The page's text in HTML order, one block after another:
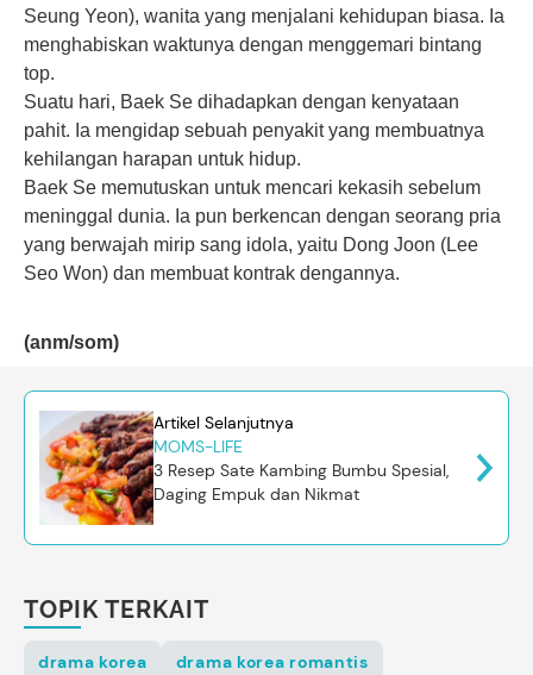
Seung Yeon), wanita yang menjalani kehidupan biasa. Ia
menghabiskan waktunya dengan menggemari bintang
top.
Suatu hari, Baek Se dihadapkan dengan kenyataan
pahit. Ia mengidap sebuah penyakit yang membuatnya
kehilangan harapan untuk hidup.
Baek Se memutuskan untuk mencari kekasih sebelum
meninggal dunia. Ia pun berkencan dengan seorang pria
yang berwajah mirip sang idola, yaitu Dong Joon (Lee
Seo Won) dan membuat kontrak dengannya.
(anm/som)
Artikel Selanjutnya
MOMS-LIFE
3 Resep Sate Kambing Bumbu Spesial,
Daging Empuk dan Nikmat
TOPIK TERKAIT
drama korea
drama korea romantis